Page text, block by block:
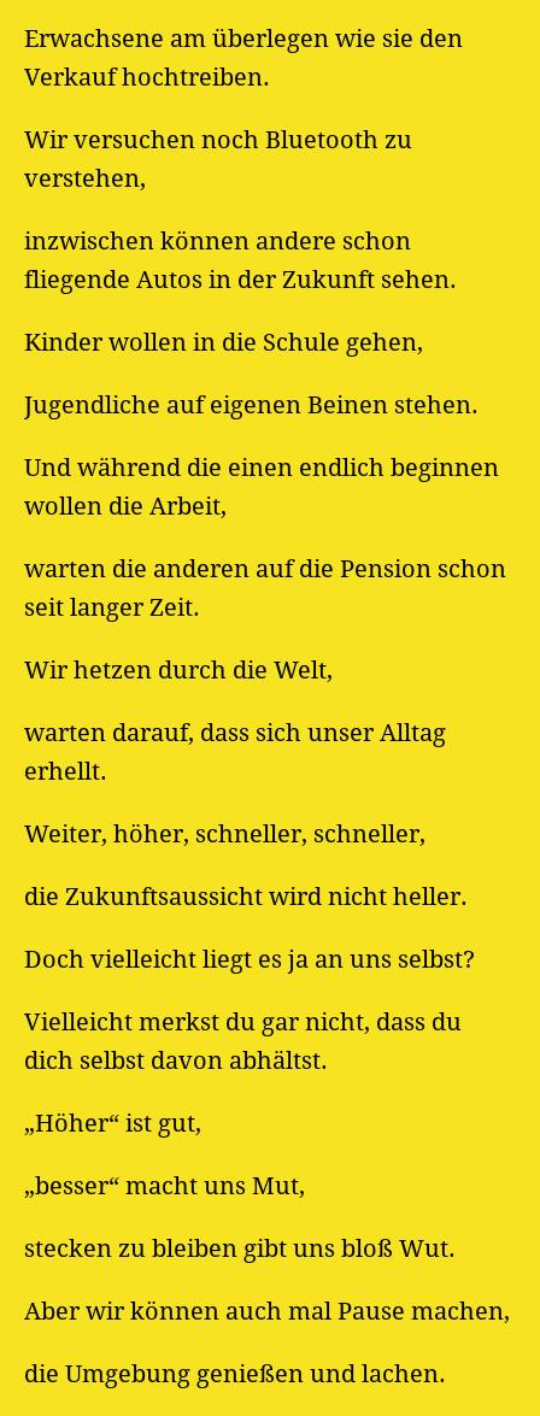
Erwachsene am überlegen wie sie den
Verkauf hochtreiben.
Wir versuchen noch Bluetooth zu
verstehen,
inzwischen können andere schon
fliegende Autos in der Zukunft sehen.
Kinder wollen in die Schule gehen,
Jugendliche auf eigenen Beinen stehen.
Und während die einen endlich beginnen
wollen die Arbeit,
warten die anderen auf die Pension schon
seit langer Zeit.
Wir hetzen durch die Welt,
warten darauf, dass sich unser Alltag
erhellt.
Weiter, höher, schneller, schneller,
die Zukunftsaussicht wird nicht heller.
Doch vielleicht liegt es ja an uns selbst?
Vielleicht merkst du gar nicht, dass du
dich selbst davon abhältst.
„Höher“ ist gut,
„besser“ macht uns Mut,
stecken zu bleiben gibt uns bloß Wut.
Aber wir können auch mal Pause machen,
die Umgebung genießen und lachen.